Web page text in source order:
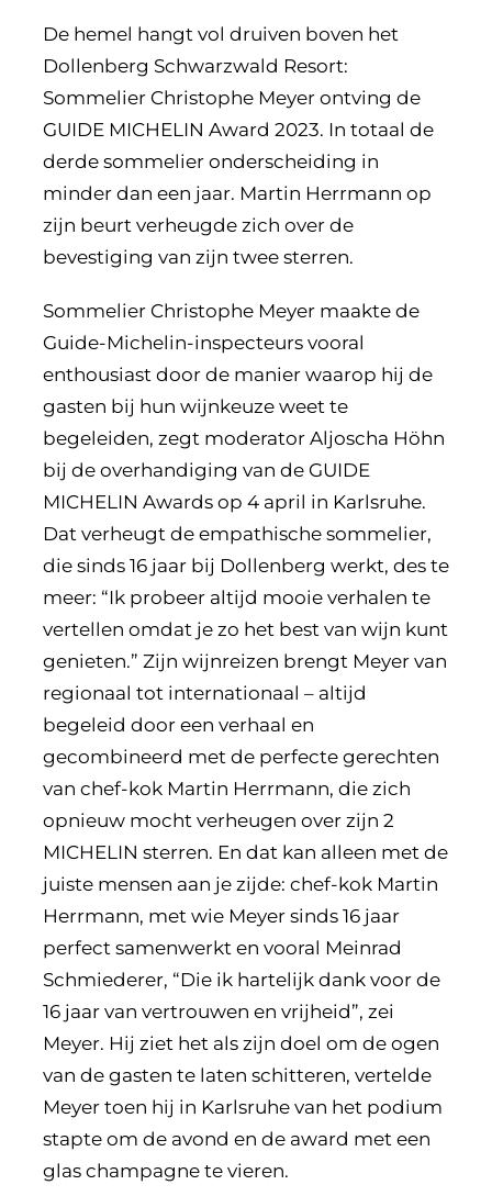
De hemel hangt vol druiven boven het
Dollenberg Schwarzwald Resort:
Sommelier Christophe Meyer ontving de
GUIDE MICHELIN Award 2023. In totaal de
derde sommelier onderscheiding in
minder dan een jaar. Martin Herrmann op
zijn beurt verheugde zich over de
bevestiging van zijn twee sterren.
Sommelier Christophe Meyer maakte de
Guide-Michelin-inspecteurs vooral
enthousiast door de manier waarop hij de
gasten bij hun wijnkeuze weet te
begeleiden, zegt moderator Aljoscha Höhn
bij de overhandiging van de GUIDE
MICHELIN Awards op 4 april in Karlsruhe.
Dat verheugt de empathische sommelier,
die sinds 16 jaar bij Dollenberg werkt, des te
meer: “Ik probeer altijd mooie verhalen te
vertellen omdat je zo het best van wijn kunt
genieten.” Zijn wijnreizen brengt Meyer van
regionaal tot internationaal – altijd
begeleid door een verhaal en
gecombineerd met de perfecte gerechten
van chef-kok Martin Herrmann, die zich
opnieuw mocht verheugen over zijn 2
MICHELIN sterren. En dat kan alleen met de
juiste mensen aan je zijde: chef-kok Martin
Herrmann, met wie Meyer sinds 16 jaar
perfect samenwerkt en vooral Meinrad
Schmiederer, “Die ik hartelijk dank voor de
16 jaar van vertrouwen en vrijheid”, zei
Meyer. Hij ziet het als zijn doel om de ogen
van de gasten te laten schitteren, vertelde
Meyer toen hij in Karlsruhe van het podium
stapte om de avond en de award met een
glas champagne te vieren.